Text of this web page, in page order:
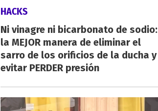
HACKS
Ni vinagre ni bicarbonato de sodio:
la MEJOR manera de eliminar el
sarro de los orificios de la ducha y
evitar PERDER presión